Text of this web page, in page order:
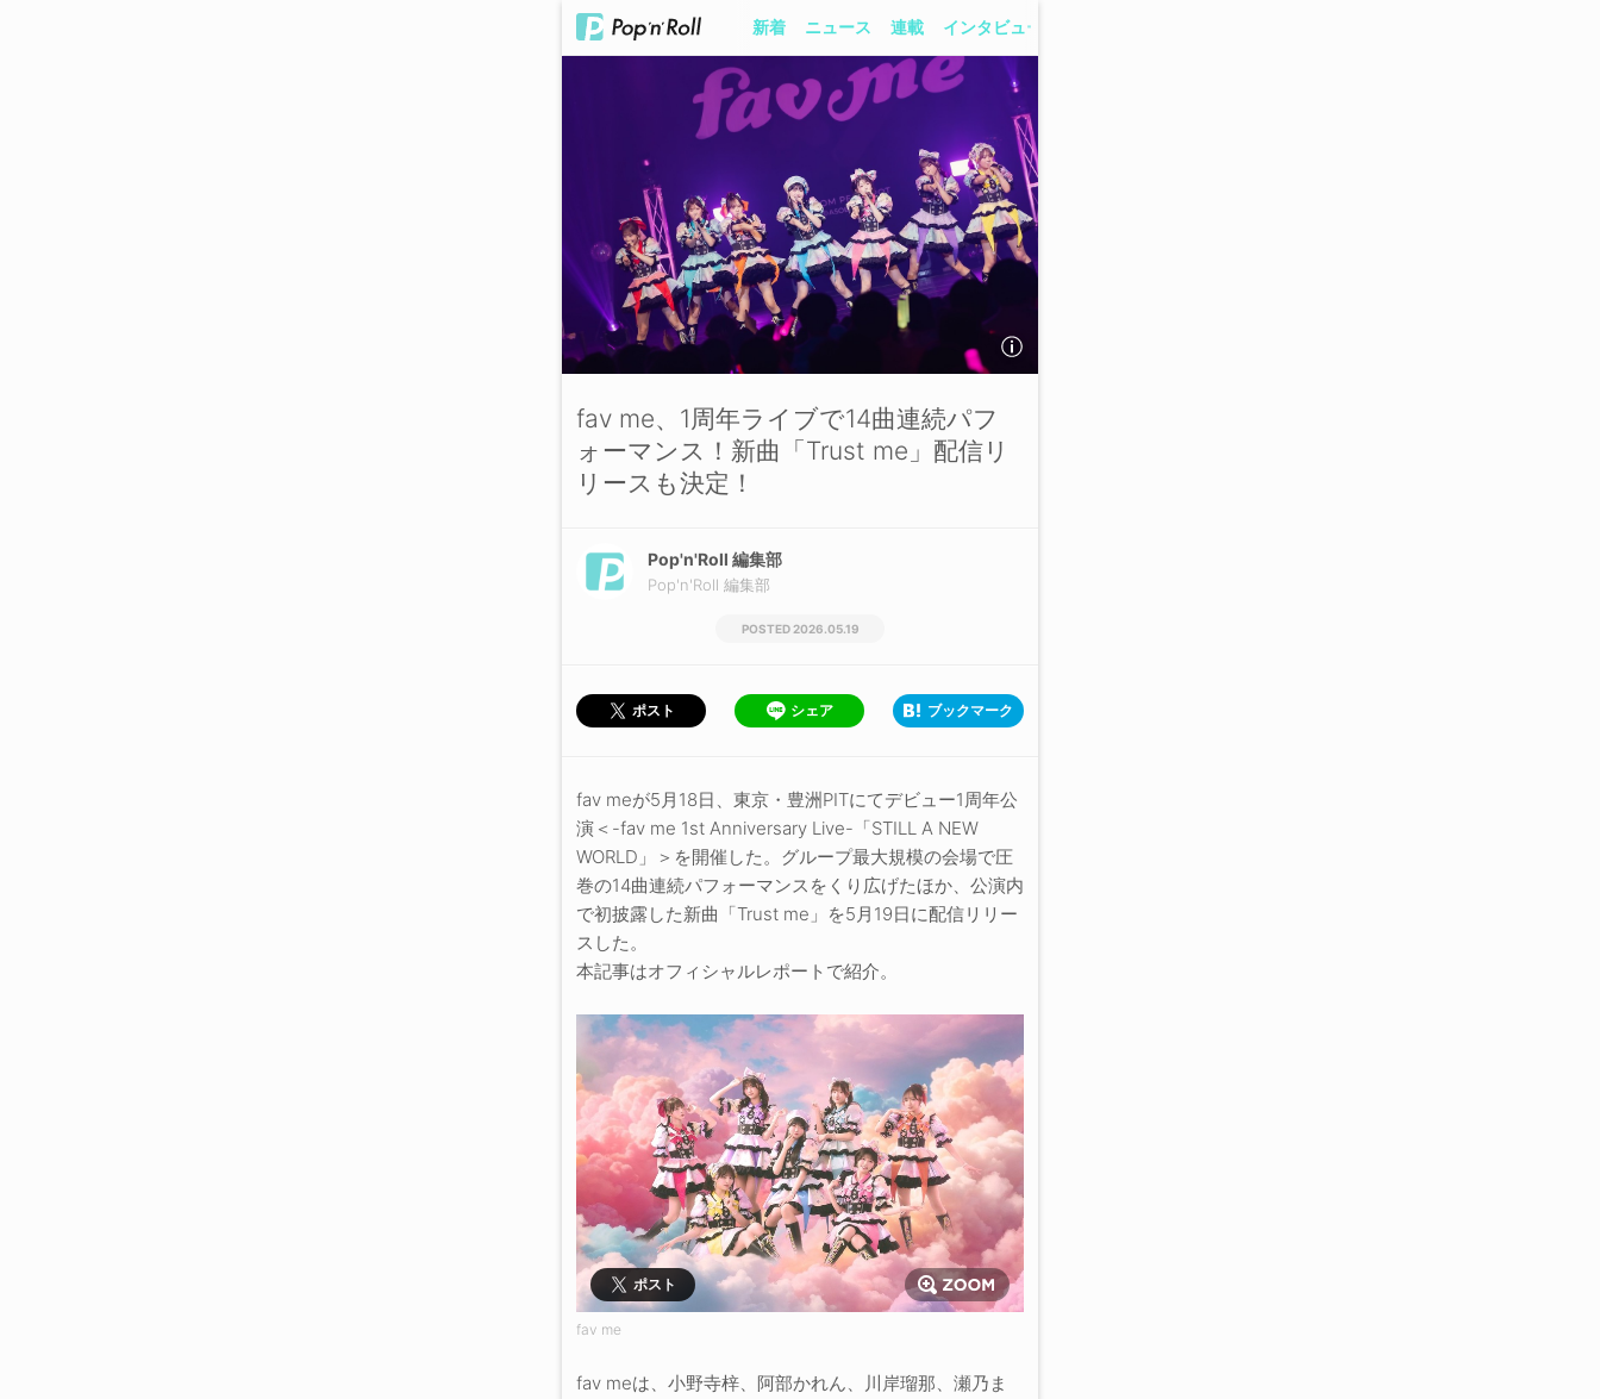
新着 ニュース 連載 インタビュー
fav me、1周年ライブで14曲連続パフ
ォーマンス！新曲「Trust me」配信リ
リースも決定！
Pop'n'Roll 編集部
Pop'n'Roll 編集部
2026.05.19
ポスト シェア ブックマーク
fav meが5月18日、東京・豊洲PITにてデビュー1周年公
演＜-fav me 1st Anniversary Live-「STILL A NEW
WORLD」＞を開催した。グループ最大規模の会場で圧
巻の14曲連続パフォーマンスをくり広げたほか、公演内
で初披露した新曲「Trust me」を5月19日に配信リリー
スした。
本記事はオフィシャルレポートで紹介。
ポスト
fav me
fav meは、小野寺梓、阿部かれん、川岸瑠那、瀬乃ま